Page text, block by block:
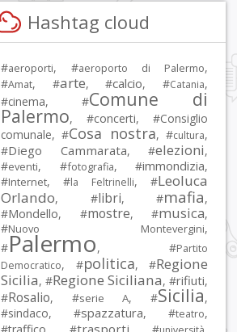
Hashtag cloud
#aeroporti, #aeroporto di Palermo,
#Amat, #arte, #calcio, #Catania,
#cinema, #Comune di
Palermo, #concerti, #Consiglio
comunale, #Cosa nostra, #cultura,
#Diego Cammarata, #elezioni,
#eventi, #fotografia, #immondizia,
#Internet, #la Feltrinelli, #Leoluca
Orlando, #libri, #mafia,
#Mondello, #mostre, #musica,
#Nuovo Montevergini,
#Palermo, #Partito
Democratico, #politica, #Regione
Sicilia, #Regione Siciliana, #rifiuti,
#Rosalio, #serie A, #Sicilia,
#sindaco, #spazzatura, #teatro,
trasporti